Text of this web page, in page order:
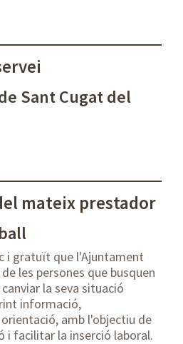
Sant Cugat del
mateix prestador
i gratuït que l'Ajuntament
les persones que busquen
la seva situació
informació,
amb l'objectiu de
i facilitar la inserció laboral.